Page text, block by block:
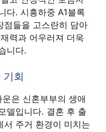
다. 시흥하중 A1블록
점들을 고스란히 담아
력과 어우러져 더욱
니다.
회
은 신혼부부의 생애
델입니다. 결혼 후 출
서 주거 환경이 미치는